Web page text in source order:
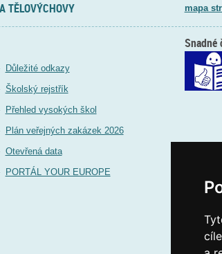
TĚLOVÝCHOVY mapa
Důležité odkazy
Školský rejstřík
Přehled vysokých škol
Plán veřejných zakázek 2026
Otevřená data
PORTÁL YOUR EUROPE
Snadné